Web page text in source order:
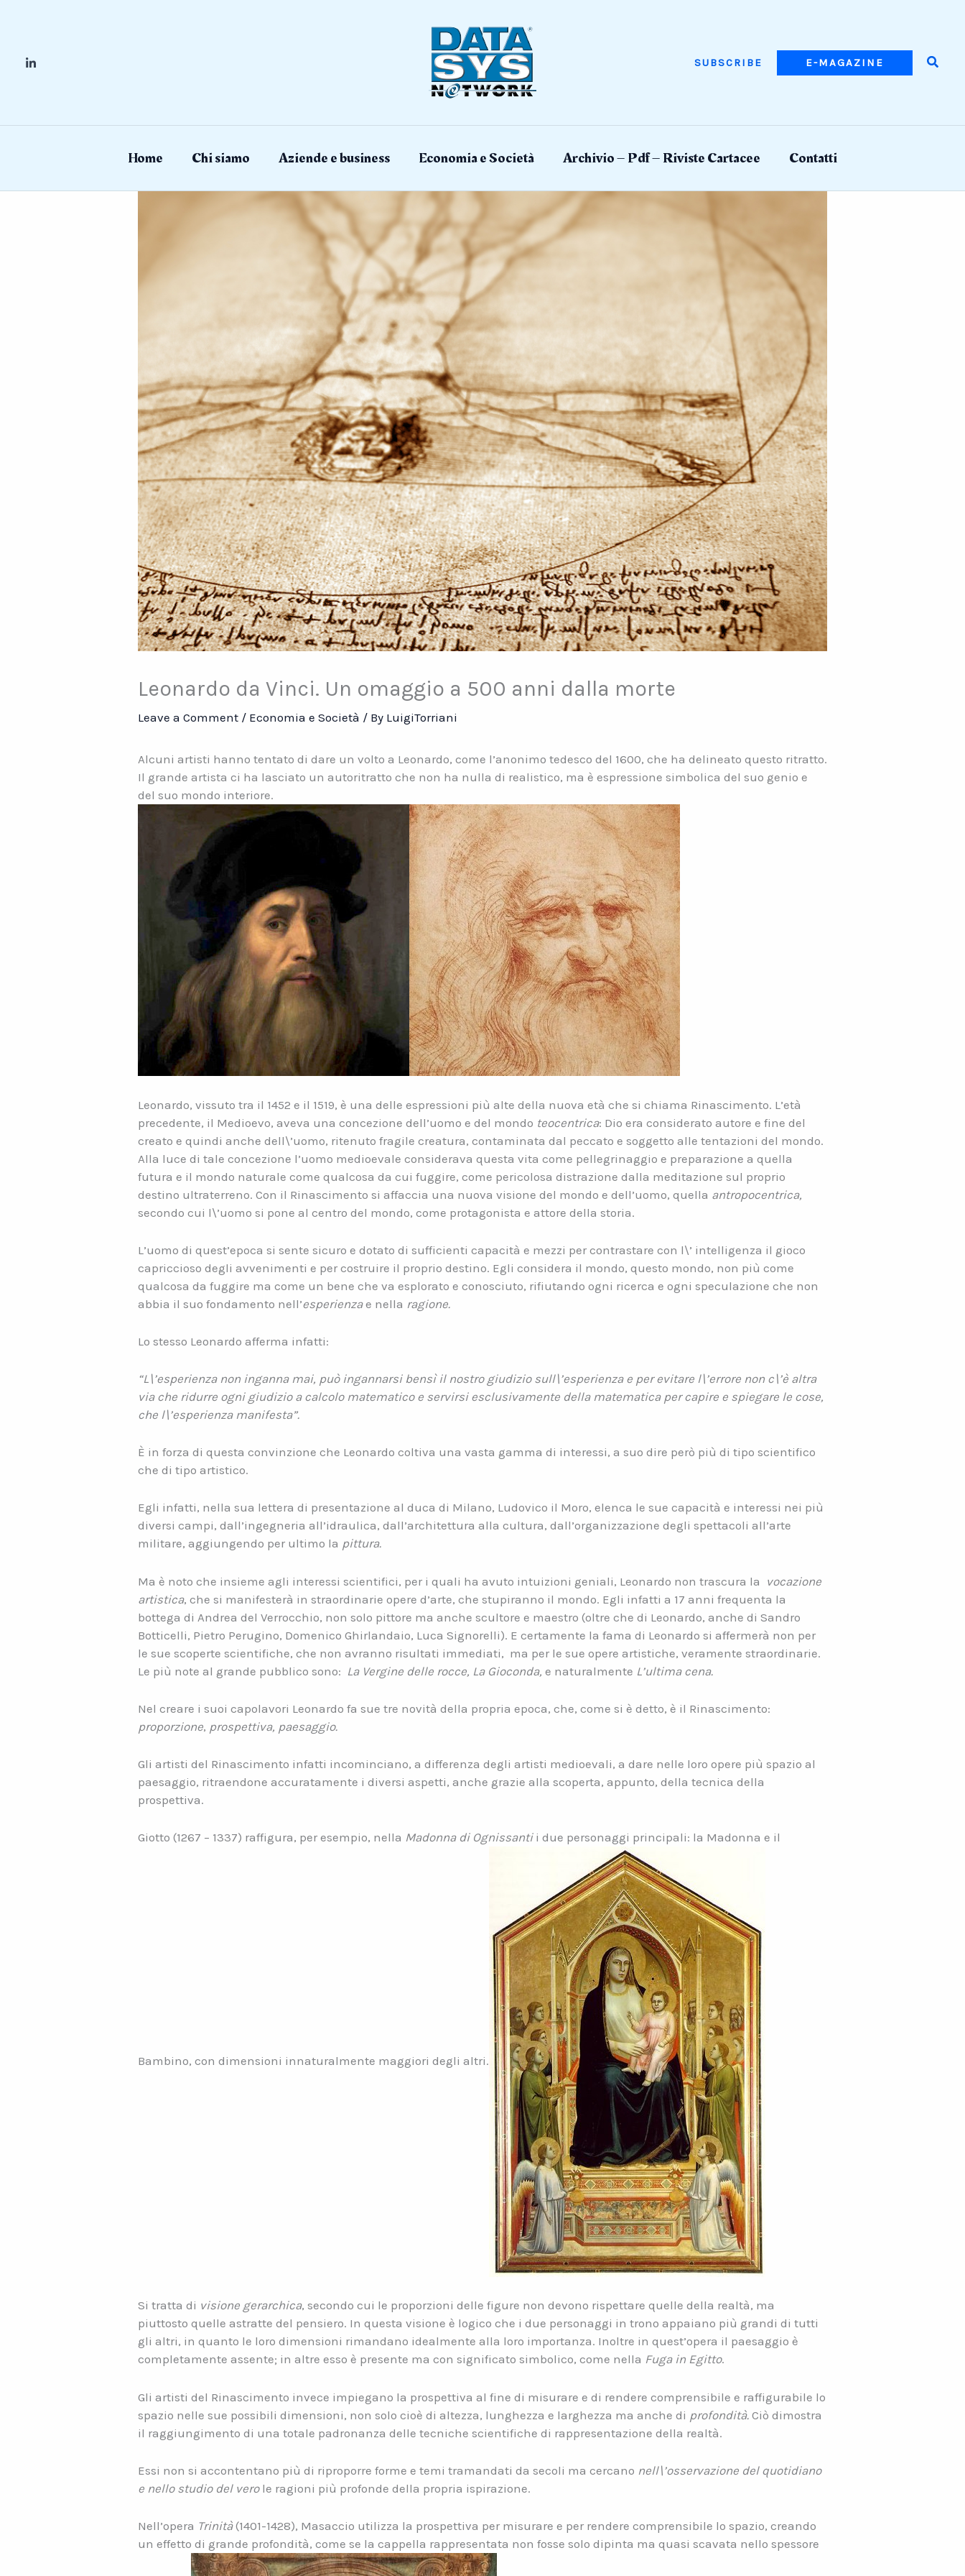
SUBSCRIBE E-MAGAZINE
Home Chi siamo Aziende e business Economia e Società Archivio – Pdf – Riviste Cartacee Contatti
Leonardo da Vinci. Un omaggio a 500 anni dalla morte
Leave a Comment / Economia e Società / By LuigiTorriani
Alcuni artisti hanno tentato di dare un volto a Leonardo, come l’anonimo tedesco del 1600, che ha delineato questo ritratto.
Il grande artista ci ha lasciato un autoritratto che non ha nulla di realistico, ma è espressione simbolica del suo genio e
del suo mondo interiore.
Leonardo, vissuto tra il 1452 e il 1519, è una delle espressioni più alte della nuova età che si chiama Rinascimento. L’età
precedente, il Medioevo, aveva una concezione dell’uomo e del mondo teocentrica: Dio era considerato autore e fine del
creato e quindi anche dell\’uomo, ritenuto fragile creatura, contaminata dal peccato e soggetto alle tentazioni del mondo.
Alla luce di tale concezione l’uomo medioevale considerava questa vita come pellegrinaggio e preparazione a quella
futura e il mondo naturale come qualcosa da cui fuggire, come pericolosa distrazione dalla meditazione sul proprio
destino ultraterreno. Con il Rinascimento si affaccia una nuova visione del mondo e dell’uomo, quella antropocentrica,
secondo cui l\’uomo si pone al centro del mondo, come protagonista e attore della storia.
L’uomo di quest’epoca si sente sicuro e dotato di sufficienti capacità e mezzi per contrastare con l\’ intelligenza il gioco
capriccioso degli avvenimenti e per costruire il proprio destino. Egli considera il mondo, questo mondo, non più come
qualcosa da fuggire ma come un bene che va esplorato e conosciuto, rifiutando ogni ricerca e ogni speculazione che non
abbia il suo fondamento nell’esperienzae nella ragione.
Lo stesso Leonardo afferma infatti:
“L\’esperienza non inganna mai, può ingannarsi bensì il nostro giudizio sull\’esperienza e per evitare l\’errore non c\’è altra
via che ridurre ogni giudizio a calcolo matematico e servirsi esclusivamente della matematica per capire e spiegare le cose,
che l\’esperienza manifesta”.
È in forza di questa convinzione che Leonardo coltiva una vasta gamma di interessi, a suo dire però più di tipo scientifico
che di tipo artistico.
Egli infatti, nella sua lettera di presentazione al duca di Milano, Ludovico il Moro, elenca le sue capacità e interessi nei più
diversi campi, dall’ingegneria all’idraulica, dall’architettura alla cultura, dall’organizzazione degli spettacoli all’arte
militare, aggiungendo per ultimo la pittura.
Ma è noto che insieme agli interessi scientifici, per i quali ha avuto intuizioni geniali, Leonardo non trascura la vocazione
artistica, che si manifesterà in straordinarie opere d’arte, che stupiranno il mondo. Egli infatti a 17 anni frequenta la
bottega di Andrea del Verrocchio, non solo pittore ma anche scultore e maestro (oltre che di Leonardo, anche di Sandro
Botticelli, Pietro Perugino, Domenico Ghirlandaio, Luca Signorelli). E certamente la fama di Leonardo si affermerà non per
le sue scoperte scientifiche, che non avranno risultati immediati, ma per le sue opere artistiche, veramente straordinarie.
Le più note al grande pubblico sono: La Vergine delle rocce, La Gioconda, e naturalmente L’ultima cena.
Nel creare i suoi capolavori Leonardo fa sue tre novità della propria epoca, che, come si è detto, è il Rinascimento:
proporzione, prospettiva, paesaggio.
Gli artisti del Rinascimento infatti incominciano, a differenza degli artisti medioevali, a dare nelle loro opere più spazio al
paesaggio, ritraendone accuratamente i diversi aspetti, anche grazie alla scoperta, appunto, della tecnica della
prospettiva.
Giotto (1267 – 1337) raffigura, per esempio, nella Madonna di Ognissantii due personaggi principali: la Madonna e il
Bambino, con dimensioni innaturalmente maggiori degli altri.
Si tratta di visione gerarchica, secondo cui le proporzioni delle figure non devono rispettare quelle della realtà, ma
piuttosto quelle astratte del pensiero. In questa visione è logico che i due personaggi in trono appaiano più grandi di tutti
gli altri, in quanto le loro dimensioni rimandano idealmente alla loro importanza. Inoltre in quest’opera il paesaggio è
completamente assente; in altre esso è presente ma con significato simbolico, come nella Fuga in Egitto.
Gli artisti del Rinascimento invece impiegano la prospettiva al fine di misurare e di rendere comprensibile e raffigurabile lo
spazio nelle sue possibili dimensioni, non solo cioè di altezza, lunghezza e larghezza ma anche di profondità. Ciò dimostra
il raggiungimento di una totale padronanza delle tecniche scientifiche di rappresentazione della realtà.
Essi non si accontentano più di riproporre forme e temi tramandati da secoli ma cercano nell\’osservazione del quotidiano
e nello studio del verole ragioni più profonde della propria ispirazione.
Nell’opera Trinità(1401-1428), Masaccio utilizza la prospettiva per misurare e per rendere comprensibile lo spazio, creando
un effetto di grande profondità, come se la cappella rappresentata non fosse solo dipinta ma quasi scavata nello spessore